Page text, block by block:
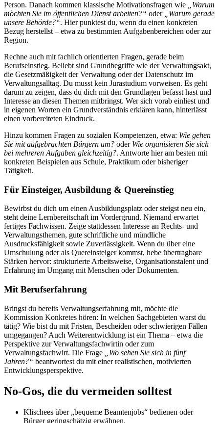
Person. Danach kommen klassische Motivationsfragen wie
„Warum
möchten Sie im öffentlichen Dienst arbeiten?“ oder
„Warum gerade
unsere Behörde?“. Hier punktest du, wenn du einen konkreten
Bezug herstellst – etwa zu bestimmten Aufgabenbereichen oder zur
Region.
Rechne auch mit fachlich orientierten Fragen, gerade beim
Berufseinstieg. Beliebt sind Grundbegriffe wie der Verwaltungsakt,
die Gesetzmäßigkeit der Verwaltung oder der Datenschutz im
Verwaltungsalltag. Du musst kein Jurastudium vorweisen. Es geht
darum zu zeigen, dass du dich mit den Grundlagen befasst hast und
Interesse an diesen Themen mitbringst. Wer sich vorab einliest und
in eigenen Worten ein Grundverständnis erklären kann, hinterlässt
einen vorbereiteten Eindruck.
Hinzu kommen Fragen zu sozialen Kompetenzen, etwa: Wie gehen
Sie mit aufgebrachten Bürgern um? oder Wie organisieren Sie sich
bei mehreren Aufgaben gleichzeitig?. Antworte hier am besten mit
konkreten Beispielen aus Schule, Praktikum oder bisheriger
Tätigkeit.
Für Einsteiger, Ausbildung & Quereinstieg
Bewirbst du dich um einen Ausbildungsplatz oder steigst neu ein,
steht deine Lernbereitschaft im Vordergrund. Niemand erwartet
fertiges Fachwissen. Zeige stattdessen Interesse an Rechts- und
Verwaltungsthemen, gute schriftliche und mündliche
Ausdrucksfähigkeit sowie Zuverlässigkeit. Wenn du über eine
Umschulung oder als Quereinsteiger kommst, hebe übertragbare
Stärken hervor: strukturierte Arbeitsweise, Organisationstalent und
Erfahrung im Umgang mit Menschen oder Dokumenten.
Mit Berufserfahrung
Bringst du bereits Verwaltungserfahrung mit, möchte die
Kommission Konkretes hören: In welchen Sachgebieten warst du
tätig? Wie bist du mit Fristen, Bescheiden oder schwierigen Fällen
umgegangen? Auch Weiterentwicklung ist ein Thema – etwa die
Perspektive zur Verwaltungsfachwirtin oder zum
Verwaltungsfachwirt. Die Frage
„Wo sehen Sie sich in fünf
Jahren?“ beantwortest du mit einer realistischen, motivierten
Entwicklungsperspektive.
No-Gos, die du vermeiden solltest
Klischees über „bequeme Beamtenjobs“ bedienen oder
Bürger geringschätzig erwähnen.